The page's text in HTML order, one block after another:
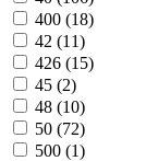
400 (18)
42 (11)
426 (15)
45 (2)
48 (10)
50 (72)
500 (1)